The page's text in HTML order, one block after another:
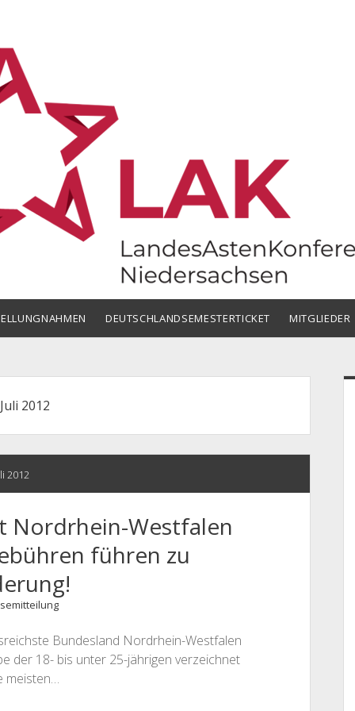
DEUTSCHLANDSEMESTERTICKET MITGLIEDER
Juli 2012
2012
Nordrhein-Westfalen
führen zu
Bundesland Nordrhein-Westfalen
der 18- bis unter 25-jährigen verzeichnet
meisten…